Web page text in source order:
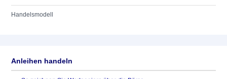
Handelsmodell
Anleihen handeln